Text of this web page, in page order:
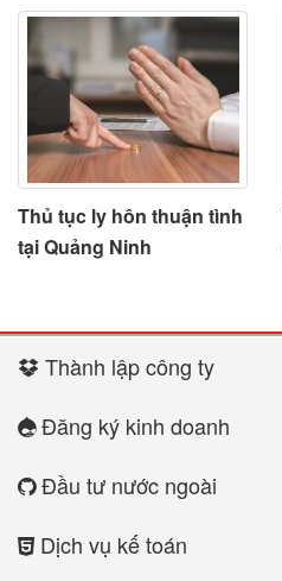
Thủ tục ly hôn thuận tình
tại Quảng Ninh
Thành lập công ty
Đăng ký kinh doanh
Đầu tư nước ngoài
Dịch vụ kế toán